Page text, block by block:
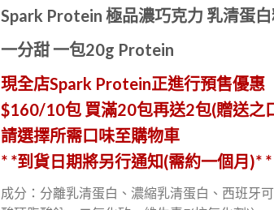
Spark Protein 極品濃巧克力 乳清蛋
一分甜 一包20g Protein
現全店Spark Protein正進行預售優惠
$160/10包 買滿20包再送2包(贈送之
請選擇所需口味至購物車
* *到貨日期將另行通知(需約一個月)* *
成分：分離乳清蛋白、濃縮乳清蛋白、西班牙